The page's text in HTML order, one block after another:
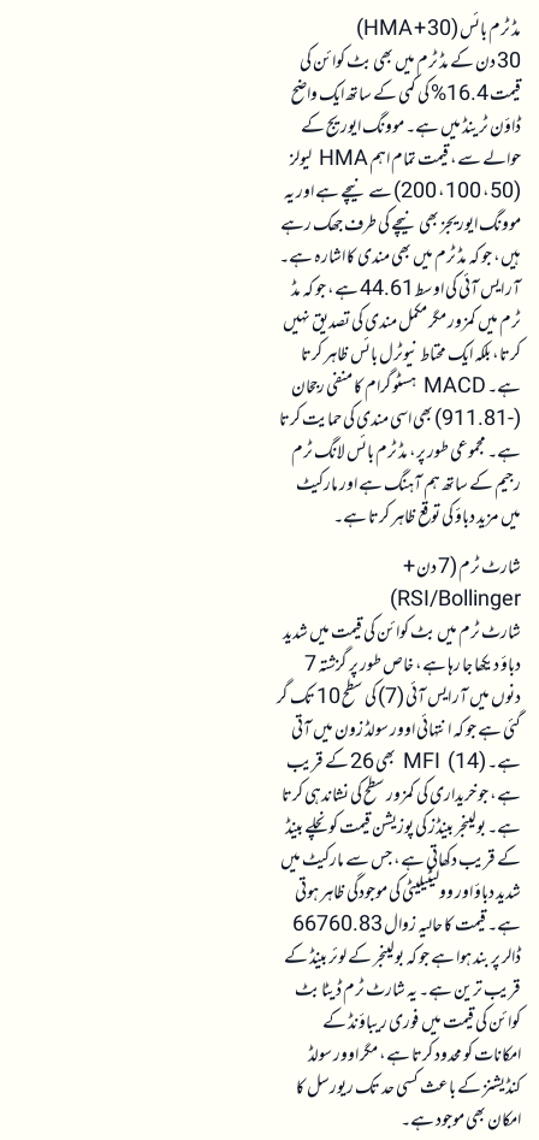
مڈ ٹرم بائس (30 + HMA)
30 دن کے مڈ ٹرم میں بھی بٹ کوائن کی
قیمت 16.4% کی کمی کے ساتھ ایک واضح
ڈاؤن ٹرینڈ میں ہے۔ موونگ ایوریج کے
حوالے سے، قیمت تمام اہم HMA لیولز
(50، 100، 200) سے نیچے ہے اور یہ
موونگ ایوریجز بھی نیچے کی طرف جھک رہے
ہیں، جو کہ مڈ ٹرم میں بھی مندی کا اشارہ ہے۔
آر ایس آئی کی اوسط 44.61 ہے، جو کہ مڈ
ٹرم میں کمزور مگر مکمل مندی کی تصدیق نہیں
کرتا، بلکہ ایک محتاط نیوٹرل بائس ظاہر کرتا
ہے۔ MACD ہسٹوگرام کا منفی رجحان
(-911.81) بھی اسی مندی کی حمایت کرتا
ہے۔ مجموعی طور پر، مڈ ٹرم بائس لانگ ٹرم
رجیم کے ساتھ ہم آہنگ ہے اور مارکیٹ
میں مزید دباؤ کی توقع ظاہر کرتا ہے۔
شارٹ ٹرم (7 دن +
RSI/Bollinger)
شارٹ ٹرم میں بٹ کوائن کی قیمت میں شدید
دباؤ دیکھا جا رہا ہے، خاص طور پر گزشتہ 7
دنوں میں آر ایس آئی (7) کی سطح 10 تک گر
گئی ہے جو کہ انتہائی اوور سولڈ زون میں آتی
ہے۔ MFI (14) بھی 26 کے قریب
ہے، جو خریداری کی کمزور سطح کی نشاندہی کرتا
ہے۔ بولینجر بینڈز کی پوزیشن قیمت کو نچلے بینڈ
کے قریب دکھاتی ہے، جس سے مارکیٹ میں
شدید دباؤ اور وولیٹیلیٹی کی موجودگی ظاہر ہوتی
ہے۔ قیمت کا حالیہ زوال 66760.83
ڈالر پر بند ہوا ہے جو کہ بولینجر کے لوئر بینڈ کے
قریب ترین ہے۔ یہ شارٹ ٹرم ڈیٹا بٹ
کوائن کی قیمت میں فوری ریباؤنڈ کے
امکانات کو محدود کرتا ہے، مگر اوور سولڈ
کنڈیشنز کے باعث کسی حد تک ریورسل کا
امکان بھی موجود ہے۔